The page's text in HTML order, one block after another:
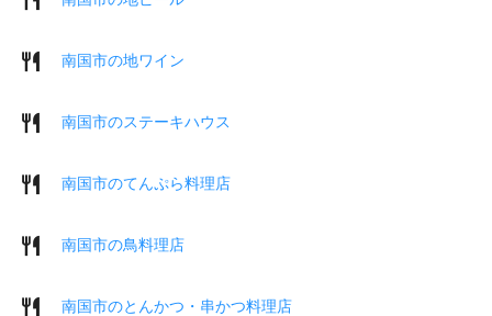
南国市の地ワイン
南国市のステーキハウス
南国市のてんぷら料理店
南国市の鳥料理店
南国市のとんかつ・串かつ料理店